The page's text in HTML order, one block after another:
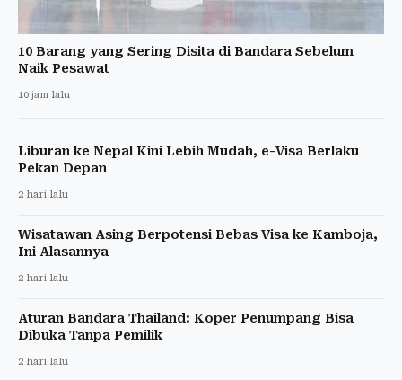
10 Barang yang Sering Disita di Bandara Sebelum
Naik Pesawat
10 jam lalu
Liburan ke Nepal Kini Lebih Mudah, e-Visa Berlaku
Pekan Depan
2 hari lalu
Wisatawan Asing Berpotensi Bebas Visa ke Kamboja,
Ini Alasannya
2 hari lalu
Aturan Bandara Thailand: Koper Penumpang Bisa
Dibuka Tanpa Pemilik
2 hari lalu